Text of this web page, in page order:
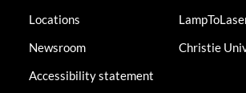
Locations
Newsroom
Accessibility statement
Christie